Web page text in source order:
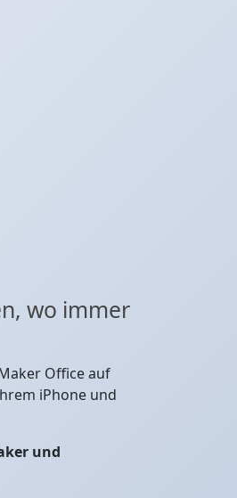
wo immer
Office auf
iPhone und
und